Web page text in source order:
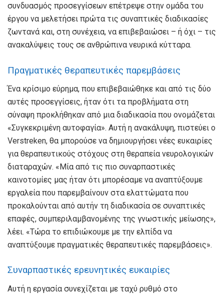
συνδυασμός προσεγγίσεων επέτρεψε στην ομάδα του
έργου να μελετήσει πρώτα τις συναπτικές διαδικασίες
ζωντανά και, στη συνέχεια, να επιβεβαιώσει – ή όχι – τις
ανακαλύψεις τους σε ανθρώπινα νευρικά κύτταρα.
Πραγματικές θεραπευτικές παρεμβάσεις
Ένα κρίσιμο εύρημα, που επιβεβαιώθηκε και από τις δύο
αυτές προσεγγίσεις, ήταν ότι τα προβλήματα στη
σύναψη προκλήθηκαν από μια διαδικασία που ονομάζεται
«Συγκεκριμένη αυτοφαγία». Αυτή η ανακάλυψη, πιστεύει ο
Verstreken, θα μπορούσε να δημιουργήσει νέες ευκαιρίες
για θεραπευτικούς στόχους στη θεραπεία νευρολογικών
διαταραχών. «Μία από τις πιο συναρπαστικές
καινοτομίες μας ήταν ότι μπορέσαμε να αναπτύξουμε
εργαλεία που παρεμβαίνουν στα ελαττώματα που
προκαλούνται από αυτήν τη διαδικασία σε συναπτικές
επαφές, συμπεριλαμβανομένης της γνωστικής μείωσης»,
λέει. «Τώρα το επιδιώκουμε με την ελπίδα να
αναπτύξουμε πραγματικές θεραπευτικές παρεμβάσεις».
Συναρπαστικές ερευνητικές ευκαιρίες
Αυτή η εργασία συνεχίζεται με ταχύ ρυθμό στο